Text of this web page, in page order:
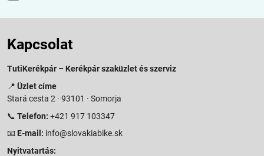
Kapcsolat
TutiKerékpár – Kerékpár szaküzlet és szerviz
📍 Üzlet címe
Stará cesta 2 · 93101 · Somorja
📞 Telefon: +421 917 103347
📧 E-mail: info@slovakiabike.sk
Nyitvatartás: